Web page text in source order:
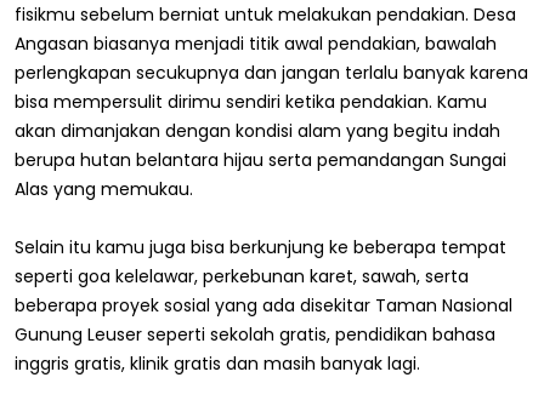
fisikmu sebelum berniat untuk melakukan pendakian. Desa
Angasan biasanya menjadi titik awal pendakian, bawalah
perlengkapan secukupnya dan jangan terlalu banyak karena
bisa mempersulit dirimu sendiri ketika pendakian. Kamu
akan dimanjakan dengan kondisi alam yang begitu indah
berupa hutan belantara hijau serta pemandangan Sungai
Alas yang memukau.
Selain itu kamu juga bisa berkunjung ke beberapa tempat
seperti goa kelelawar, perkebunan karet, sawah, serta
beberapa proyek sosial yang ada disekitar Taman Nasional
Gunung Leuser seperti sekolah gratis, pendidikan bahasa
inggris gratis, klinik gratis dan masih banyak lagi.